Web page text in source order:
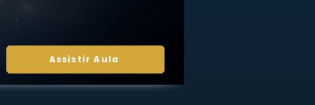
Assistir Aula